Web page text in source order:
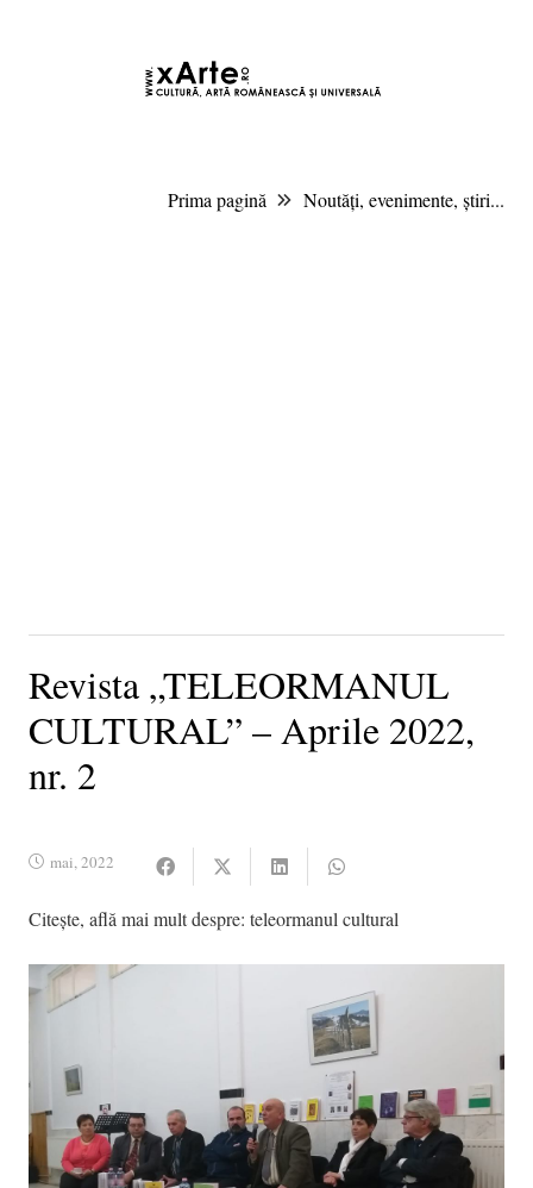
Prima pagină Noutăți, evenimente, știri...
Revista „TELEORMANUL
CULTURAL” – Aprile 2022,
nr. 2
mai, 2022
Citește, află mai mult despre: teleormanul cultural